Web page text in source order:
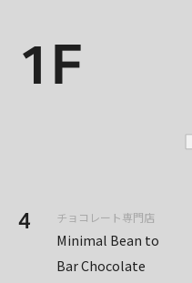
1F
4 チョコレート専門店
Minimal Bean to
Bar Chocolate